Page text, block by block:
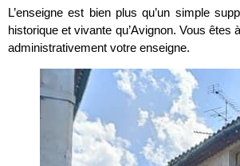
L’enseigne est bien plus qu’un simple
historique et vivante qu’Avignon. Vous
administrativement votre enseigne.